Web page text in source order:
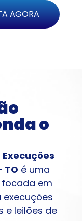
AGORA
o
TO é uma
em
e leilões de